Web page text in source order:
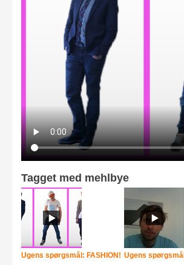
Tagget med mehlbye
Ugens spørgsmål: FASHION! Ugens spørgsmål